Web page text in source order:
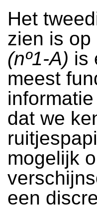
Het
zien is op
(nº1-A) is
meest
dat we
mogelijk
een